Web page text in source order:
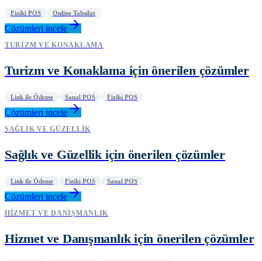
Fiziki POS Online Tahsilat
Çözümleri incele
TURIZM VE KONAKLAMA
Turizm ve Konaklama için önerilen çözümler
Link ile Ödeme Sanal POS Fiziki POS
Çözümleri incele
SAĞLIK VE GÜZELLIK
Sağlık ve Güzellik için önerilen çözümler
Link ile Ödeme Fiziki POS Sanal POS
Çözümleri incele
HIZMET VE DANIŞMANLIK
Hizmet ve Danışmanlık için önerilen çözümler